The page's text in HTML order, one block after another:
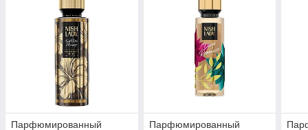
Парфюмированный
Парфюмированный